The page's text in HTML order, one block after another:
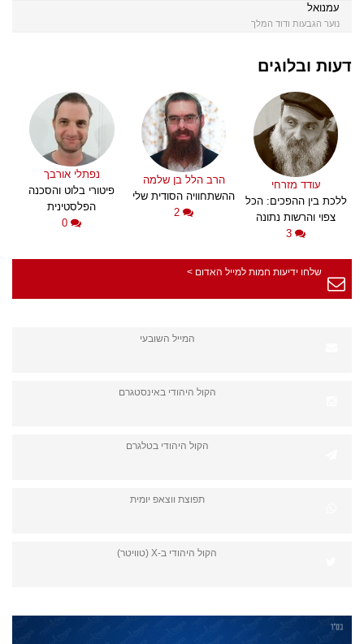
עמנואל
נוער הגבעות ודוד המלך
דעות ובלוגים
עודד מזרחי
ללכת בין ההפכים: הכל
צפוי והרשות נתונה
3
הרב הלל בן שלמה
ההשתחוויה הסודית שלי
2
נפתלי אורבך
פיטורי בלוט והסכנה
הפלסטינית
0
שלחו ידיעות חמות למייל האדום >
המייל השובעי
הקול היהודי באינסטגרם
הקול היהודי בטלגרם
תפוצת ווצאפ יומית
הקול היהודי ב-X (טוויטר)